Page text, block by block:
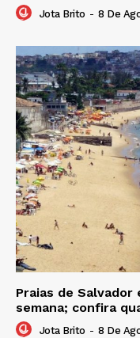
Jota Brito - 8 De
Praias de
semana; confira
Jota Brito - 8 De